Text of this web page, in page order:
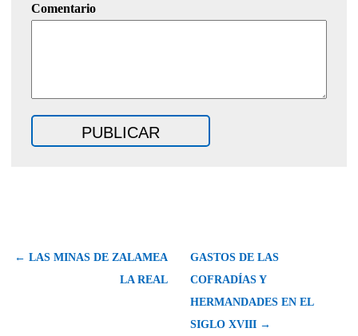
Comentario
← LAS MINAS DE ZALAMEA
LA REAL
GASTOS DE LAS
COFRADÍAS Y
HERMANDADES EN EL
SIGLO XVIII →